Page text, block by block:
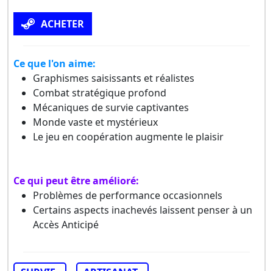
ACHETER
Ce que l'on aime:
Graphismes saisissants et réalistes
Combat stratégique profond
Mécaniques de survie captivantes
Monde vaste et mystérieux
Le jeu en coopération augmente le plaisir
Ce qui peut être amélioré:
Problèmes de performance occasionnels
Certains aspects inachevés laissent penser à un
Accès Anticipé